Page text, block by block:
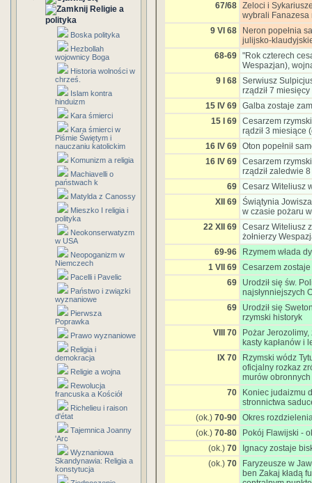
Religie a
polityka
Boska polityka
Hezbollah
wojownicy Boga
Historia wolności w
chrześ.
Islam kontra
hinduizm
Kara śmierci
Kara śmierci w
Piśmie Świętym i
nauczaniu katolickim
Komunizm a religia
Machiavelli o
państwach k
Matylda z Canossy
Mieszko I religia i
polityka
Neokonserwatyzm
w USA
Neopoganizm w
Niemczech
Pacelli i Pavelic
Państwo i związki
wyznaniowe
Pierwsza
Poprawka
Prawo wyznaniowe
Religia i
demokracja
Religie a wojna
Rewolucja
francuska a Kościół
Richelieu i raison
d'état
Tajemnica Joanny
'Arc
Wyznaniowa
Skandynawia: Religia a
konstytucja
67/68 Zeloci i
wybrali Fanazesa
9 VI 68
Neron popełnia
julijsko-
68-69 "Rok czterech
Wespazjan),
9 I 68 Serwiusz
rządził 7 miesięcy
15 IV 69 Galba zostaje
15 I 69 Cesarzem
rądził 3 miesiące
16 IV 69 Oton popełnił
16 IV 69 Cesarzem
rządził zaledwie
69 Cesarz Witeliusz
XII 69 Świątynia
w czasie pożaru
22 XII 69 Cesarz Witeliusz
żołnierzy
69-96
Rzymem włada
1 VII 69 Cesarzem
69
Urodził się św.
najsłynniejszych
69
Urodził się
rzymski historyk
VIII 70
Pożar
kasty kapłanów i
IX 70
Rzymski wódz
oficjalny rozkaz
murów obronnych
70
Koniec judaizmu
stronnictwa
(ok.) 70-90 Okres
(ok.) 70-80
Pokój Flawijski -
(ok.) 70
Ignacy zostaje
(ok.) 70
Faryzeusze w
ben Zakaj kładą